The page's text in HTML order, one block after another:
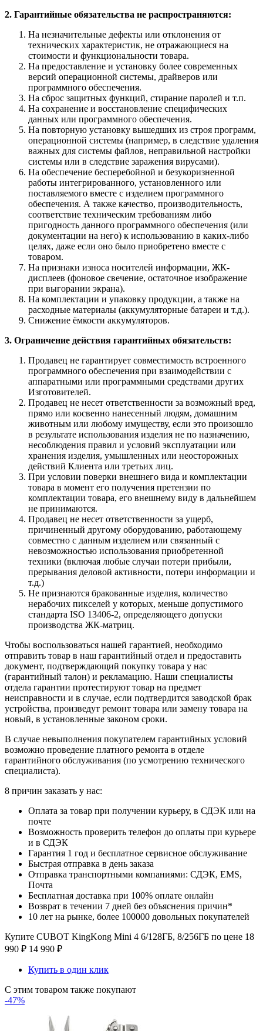
2. Гарантийные обязательства не распространяются:
На незначительные дефекты или отклонения от
технических характеристик, не отражающиеся на
стоимости и функциональности товара.
На предоставление и установку более современных
версий операционной системы, драйверов или
программного обеспечения.
На сброс защитных функций, стирание паролей и т.п.
На сохранение и восстановление специфических
данных или программного обеспечения.
На повторную установку вышедших из строя программ,
операционной системы (например, в следствие удаления
важных для системы файлов, неправильной настройки
системы или в следствие заражения вирусами).
На обеспечение бесперебойной и безукоризненной
работы интегрированного, установленного или
поставляемого вместе с изделием программного
обеспечения. А также качество, производительность,
соответствие техническим требованиям либо
пригодность данного программного обеспечения (или
документации на него) к использованию в каких-либо
целях, даже если оно было приобретено вместе с
товаром.
На признаки износа носителей информации, ЖК-
дисплеев (фоновое свечение, остаточное изображение
при выгорании экрана).
На комплектации и упаковку продукции, а также на
расходные материалы (аккумуляторные батареи и т.д.).
Снижение ёмкости аккумуляторов.
3. Ограничение действия гарантийных обязательств:
Продавец не гарантирует совместимость встроенного
программного обеспечения при взаимодействии с
аппаратными или программными средствами других
Изготовителей.
Продавец не несет ответственности за возможный вред,
прямо или косвенно нанесенный людям, домашним
животным или любому имуществу, если это произошло
в результате использования изделия не по назначению,
несоблюдения правил и условий эксплуатации или
хранения изделия, умышленных или неосторожных
действий Клиента или третьих лиц.
При условии поверки внешнего вида и комплектации
товара в момент его получения претензии по
комплектации товара, его внешнему виду в дальнейшем
не принимаются.
Продавец не несет ответственности за ущерб,
причиненный другому оборудованию, работающему
совместно с данным изделием или связанный с
невозможностью использования приобретенной
техники (включая любые случаи потери прибыли,
прерывания деловой активности, потери информации и
т.д.)
Не признаются бракованные изделия, количество
нерабочих пикселей у которых, меньше допустимого
стандарта ISO 13406-2, определяющего допуски
производства ЖК-матриц.
Чтобы воспользоваться нашей гарантией, необходимо
отправить товар в наш гарантийный отдел и предоставить
документ, подтверждающий покупку товара у нас
(гарантийный талон) и рекламацию. Наши специалисты
отдела гарантии протестируют товар на предмет
неисправности и в случае, если подтвердится заводской брак
устройства, произведут ремонт товара или замену товара на
новый, в установленные законом сроки.
В случае невыполнения покупателем гарантийных условий
возможно проведение платного ремонта в отделе
гарантийного обслуживания (по усмотрению технического
специалиста).
8 причин заказать у нас:
Оплата за товар при получении курьеру, в СДЭК или на
почте
Возможность проверить телефон до оплаты при курьере
и в СДЭК
Гарантия 1 год и бесплатное сервисное обслуживание
Быстрая отправка в день заказа
Отправка транспортными компаниями: СДЭК, EMS,
Почта
Бесплатная доставка при 100% оплате онлайн
Возврат в течении 7 дней без объяснения причин*
10 лет на рынке, более 100000 довольных покупателей
Купите CUBOT KingKong Mini 4 6/128ГБ, 8/256ГБ по цене 18
990 ₽ 14 990 ₽
Купить в один клик
С этим товаром также покупают
-47%